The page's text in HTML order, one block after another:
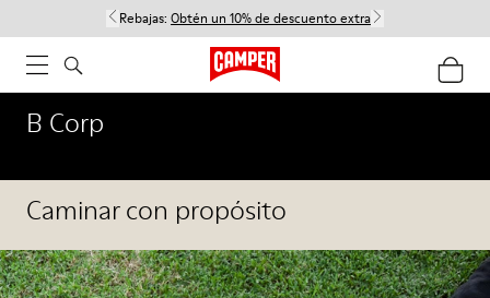
Rebajas: Obtén un 10% de descuento extra
B Corp
Caminar con propósito
Nuestra responsabilidad social corporativa